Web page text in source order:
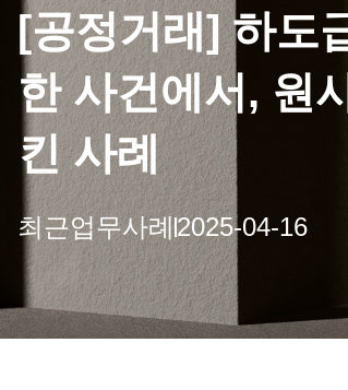
[공정거래] 하도
한 사건에서, 원
킨 사례
최근업무사례2025-04-16